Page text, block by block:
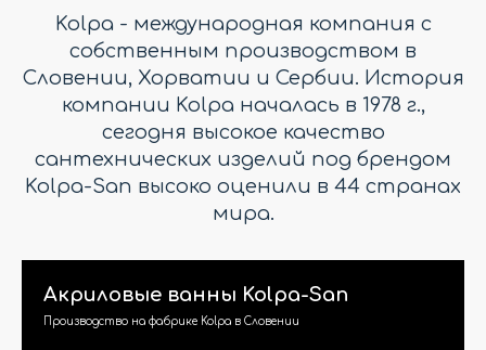
Kolpa - международная компания с
собственным производством в
Словении, Хорватии и Сербии. История
компании Kolpa началась в 1978 г.,
сегодня высокое качество
сантехнических изделий под брендом
Kolpa-San высоко оценили в 44 странах
мира.
Акриловые ванны Kolpa-San
Производство на фабрике Kolpa в Словении